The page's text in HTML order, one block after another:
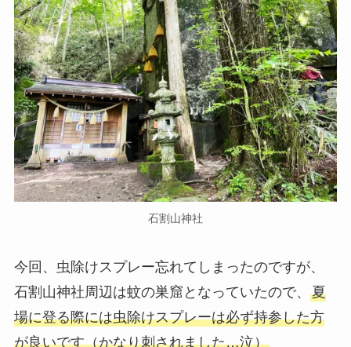
石割山神社
今回、虫除けスプレー忘れてしまったのですが、
石割山神社周辺は蚊の巣窟となっていたので、 夏
場に登る際には虫除けスプレーは必ず持参した方
が良いです（かなり刺されました…泣）